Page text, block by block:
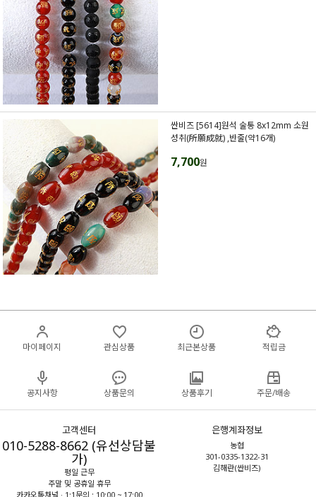
싼비즈 [5614]원석 술통 8x12mm 소원
성취(所願成就) ,반줄(약16개)
7,700원
마이페이지 관심상품 최근본상품 적립금
공지사항 상품문의 상품후기 주문/배송
고객센터
010-5288-8662 (유선상담불
가)
평일 근무
주말 및 공휴일 휴무
카카오톡채널 · 1:1문의 : 10:00 ~ 17:00
은행계좌정보
농협
301-0335-1322-31
김해란(싼비즈)